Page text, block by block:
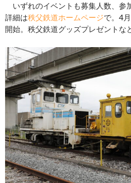
いずれのイベントも募集人数、参
詳細は秩父鉄道ホームページで。4
開始。秩父鉄道グッズプレゼントな